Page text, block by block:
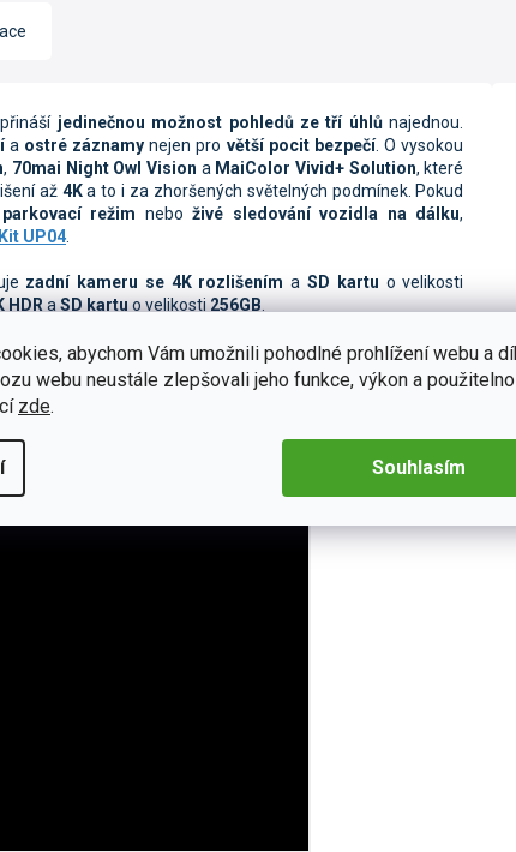
abychom Vám umožnili pohodlné prohlížení webu a
webu neustále zlepšovali jeho funkce, výkon a
zde.
Souhlasím
jedinečnou možnost pohledů ze tří úhlůnajednou.
a ostré záznamy nejen pro větší pocit bezpečí.O vysokou
, 70mai Night Owl Vision a MaiColor Vivid+ Solution, které
až 4Ka to i za zhoršených světelných podmínek. Pokud
parkovací režim neboživé sledování vozidla na dálku,
UP04.
zadní kameru se 4K rozlišeníma SD kartu o velikosti
HDRaSD kartuo velikosti256GB.
GB, které zajišťujespolehlivé nahrávání záznamůaspolu s
klíčové funkce patříADAS, GPS,G-senzor,smyčkové
vozidla
, který spolehlivě zaznamená veškeré události
APP